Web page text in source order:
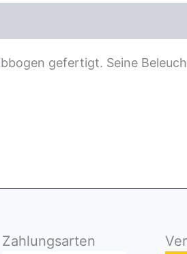
gefertigt. Seine
Zahlungsarten